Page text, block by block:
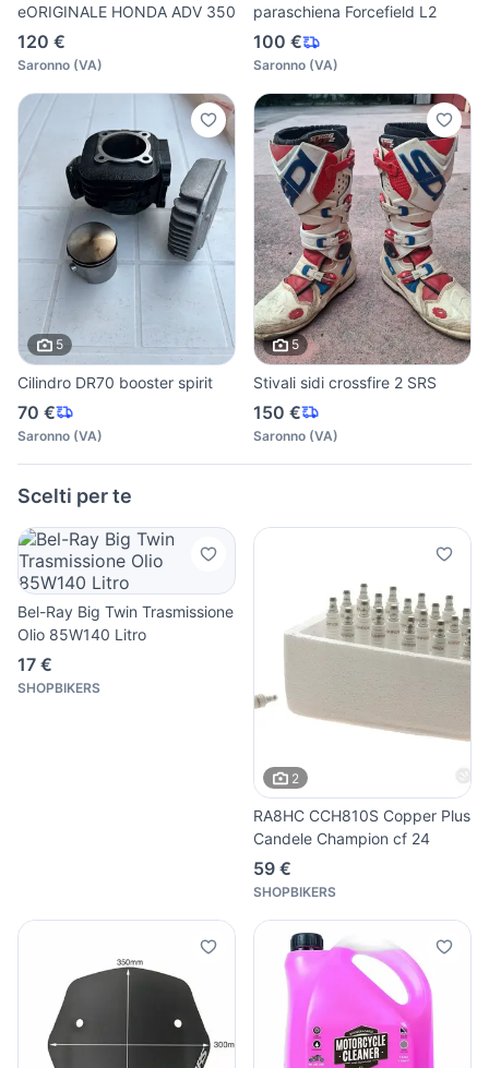
eORIGINALE HONDA ADV 350
120 €
Saronno (VA)
paraschiena Forcefield L2
100 €
Saronno (VA)
5
Cilindro DR70 booster spirit
70 €
Saronno (VA)
5
Stivali sidi crossfire 2 SRS
150 €
Saronno (VA)
Scelti per te
Bel-Ray Big Twin Trasmissione
Olio 85W140 Litro
17 €
SHOPBIKERS
2
RA8HC CCH810S Copper Plus
Candele Champion cf 24
59 €
SHOPBIKERS